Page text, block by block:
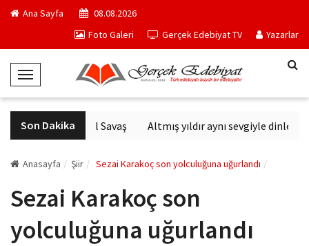
Ana Sayfa
08.08.2026
Foto Galeri
Gerçek Edebiyat TV Yazarlar
T
o
g
g
e
a
i
Son Dakika
Altıncı Nesil Savaş Altmış yıldır aynı sevgiyle
Anasayfa Şiir Sezai Karakoç son yolculuğuna uğurlandı
Sezai Karakoç son
yolculuğuna uğurlandı